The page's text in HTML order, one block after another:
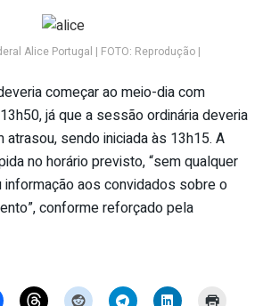
Alice Portugal | FOTO: Reprodução |
começar ao meio-dia com
já que a sessão ordinária deveria
atrasou, sendo iniciada às 13h15. A
no horário previsto, “sem qualquer
informação aos convidados sobre o
conforme reforçado pela